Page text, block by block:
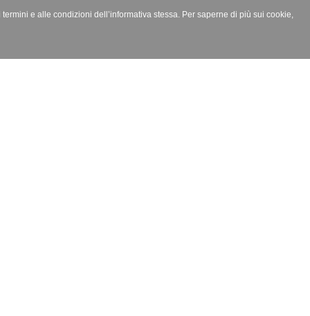
e alle condizioni dell’informativa stessa. Per saperne di più sui cookie,